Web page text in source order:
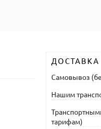
ДОСТАВКА
Самовывоз
Нашим
тарифам)